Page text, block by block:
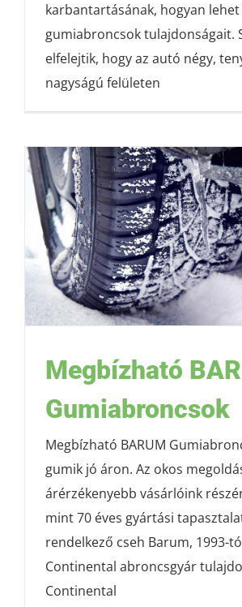
karbantartásának, hogyan
gumiabroncsok tulajdonságait.
elfelejtik, hogy az autó négy,
nagyságú felületen
Megbízható
Gumiabroncsok
Megbízható BARUM
gumik jó áron. Az okos
árérzékenyebb vásárlóink
mint 70 éves gyártási
rendelkező cseh Barum, 1993-
Continental abroncsgyár
Continental